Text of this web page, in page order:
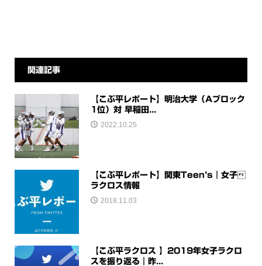
関連記事
【こぶ平レポート】明治大学（Aブロック
1位）対 早稲田...
2022.10.25
【こぶ平レポート】関東Teen’s｜女子
ラクロス情報
2018.11.03
【こぶ平ラクロス 】2019年女子ラクロ
スを振り返る｜昨...